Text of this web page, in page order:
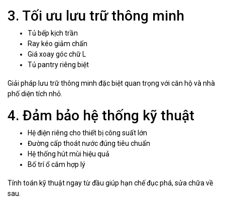
3. Tối ưu lưu trữ thông minh
Tủ bếp kịch trần
Ray kéo giảm chấn
Giá xoay góc chữ L
Tủ pantry riêng biệt
Giải pháp lưu trữ thông minh đặc biệt quan trọng với căn hộ và nhà
phố diện tích nhỏ.
4. Đảm bảo hệ thống kỹ thuật
Hệ điện riêng cho thiết bị công suất lớn
Đường cấp thoát nước đúng tiêu chuẩn
Hệ thống hút mùi hiệu quả
Bố trí ổ cắm hợp lý
Tính toán kỹ thuật ngay từ đầu giúp hạn chế đục phá, sửa chữa về
sau.